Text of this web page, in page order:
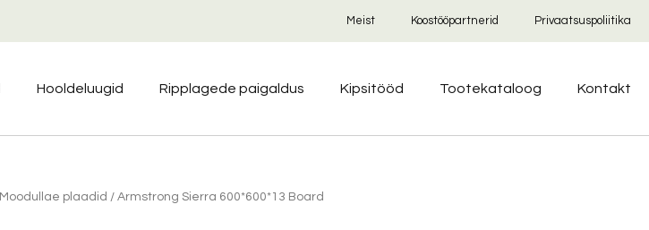
Meist Koostööpartnerid Privaatsuspoliitika
Hooldeluugid Ripplagede paigaldus Kipsitööd Tootekataloog Kontakt
Moodullae plaadid / Armstrong Sierra 600*600*13 Board